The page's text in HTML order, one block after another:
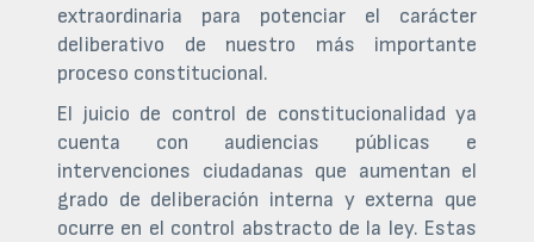
extraordinaria para potenciar el carácter
deliberativo de nuestro más importante
proceso constitucional.
El juicio de control de constitucionalidad ya
cuenta con audiencias públicas e
intervenciones ciudadanas que aumentan el
grado de deliberación interna y externa que
ocurre en el control abstracto de la ley. Estas